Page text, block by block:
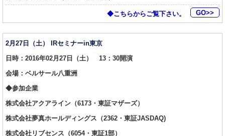
◆こちらからご覧下さい。 GO>>
2月27日（土） IRセミナーin東京
日時：2016年02月27日（土） 13：30開演
会場：ベルサール八重洲
◆参加企業
株式会社アクアライン（6173・東証マザーズ）
株式会社夢真ホールディングス（2362・東証JASDAQ)
株式会社リブセンス（6054・東証1部）